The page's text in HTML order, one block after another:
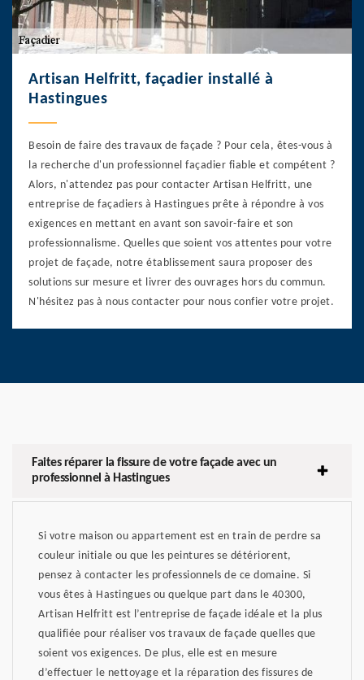
Artisan Helfritt, façadier installé à
Hastingues
Besoin de faire des travaux de façade ? Pour cela, êtes-vous à
la recherche d'un professionnel façadier fiable et compétent ?
Alors, n'attendez pas pour contacter Artisan Helfritt, une
entreprise de façadiers à Hastingues prête à répondre à vos
exigences en mettant en avant son savoir-faire et son
professionnalisme. Quelles que soient vos attentes pour votre
projet de façade, notre établissement saura proposer des
solutions sur mesure et livrer des ouvrages hors du commun.
N'hésitez pas à nous contacter pour nous confier votre projet.
Faites réparer la fissure de votre façade avec un
professionnel à Hastingues
Si votre maison ou appartement est en train de perdre sa
couleur initiale ou que les peintures se détériorent,
pensez à contacter les professionnels de ce domaine. Si
vous êtes à Hastingues ou quelque part dans le 40300,
Artisan Helfritt est l’entreprise de façade idéale et la plus
qualifiée pour réaliser vos travaux de façade quelles que
soient vos exigences. De plus, elle est en mesure
d’effectuer le nettoyage et la réparation des fissures de